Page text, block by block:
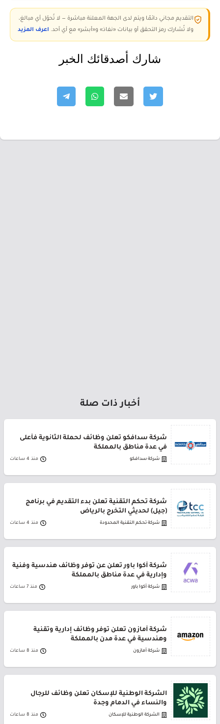
التقديم مجاني دائمًا ويتم لدى الجهة المعلنة مباشرة — لا تُحوّل أي مبالغ،
ولا تُشارك رمز التحقق أو بيانات «نفاذ» و«أبشر» مع أي أحد. اعرف المزيد
شارك أصدقائك الخبر
أخبار ذات صلة
شركة سدافكو تعلن وظائف لحملة الثانوية فأعلى
في عدة مناطق بالمملكة
شركة سدافكو منذ 4 ساعات
شركة تحكم التقنية تعلن بدء التقديم في برنامج
(جيل) لحديثي التخرج بالرياض
شركة تحكم التقنية المحدودة منذ 4 ساعات
شركة أكوا باور تعلن عن توفر وظائف هندسية وفنية
وإدارية في عدة مناطق بالمملكة
شركة أكوا باور منذ 7 ساعات
شركة أمازون تعلن توفر وظائف إدارية وتقنية
وهندسية في عدة مدن بالمملكة
شركة أمازون منذ 8 ساعات
الشركة الوطنية للإسكان تعلن وظائف للرجال
والنساء في الدمام وجدة
الشركة الوطنية للإسكان منذ 8 ساعات